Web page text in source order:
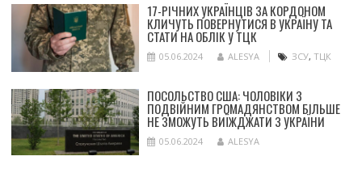
17-РІЧНИХ УКРАЇНЦІВ ЗА КОРДОНОМ
КЛИЧУТЬ ПОВЕРНУТИСЯ В УКРАЇНУ ТА
СТАТИ НА ОБЛІК У ТЦК
05.06.2024 ALESYA ЗСУ, ТЦК
ПОСОЛЬСТВО США: ЧОЛОВІКИ З
ПОДВІЙНИМ ГРОМАДЯНСТВОМ БІЛЬШЕ
НЕ ЗМОЖУТЬ ВИЇЖДЖАТИ З УКРАЇНИ
05.06.2024 ALESYA